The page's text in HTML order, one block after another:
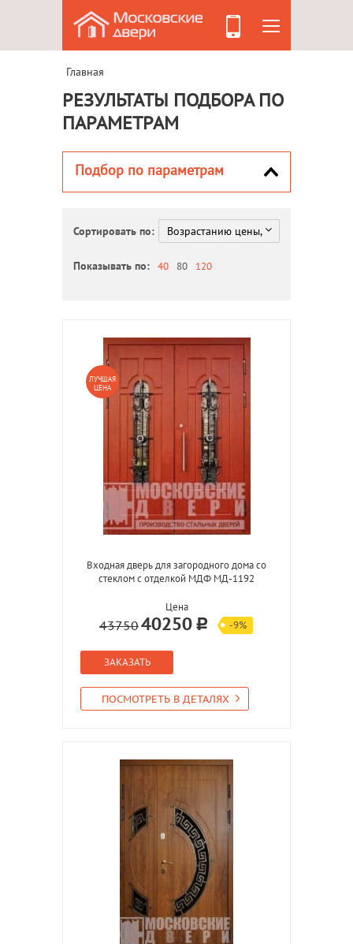
Главная
РЕЗУЛЬТАТЫ ПОДБОРА ПО
ПАРАМЕТРАМ
Подбор по параметрам
Сортировать по:
Показывать по: 40 80 120
ЛУЧШАЯ
ЦЕНА
Входная дверь для загородного дома со
стеклом с отделкой МДФ МД-1192
Цена
4375040250 -9%
ЗАКАЗАТЬ
ПОСМОТРЕТЬ В ДЕТАЛЯХ